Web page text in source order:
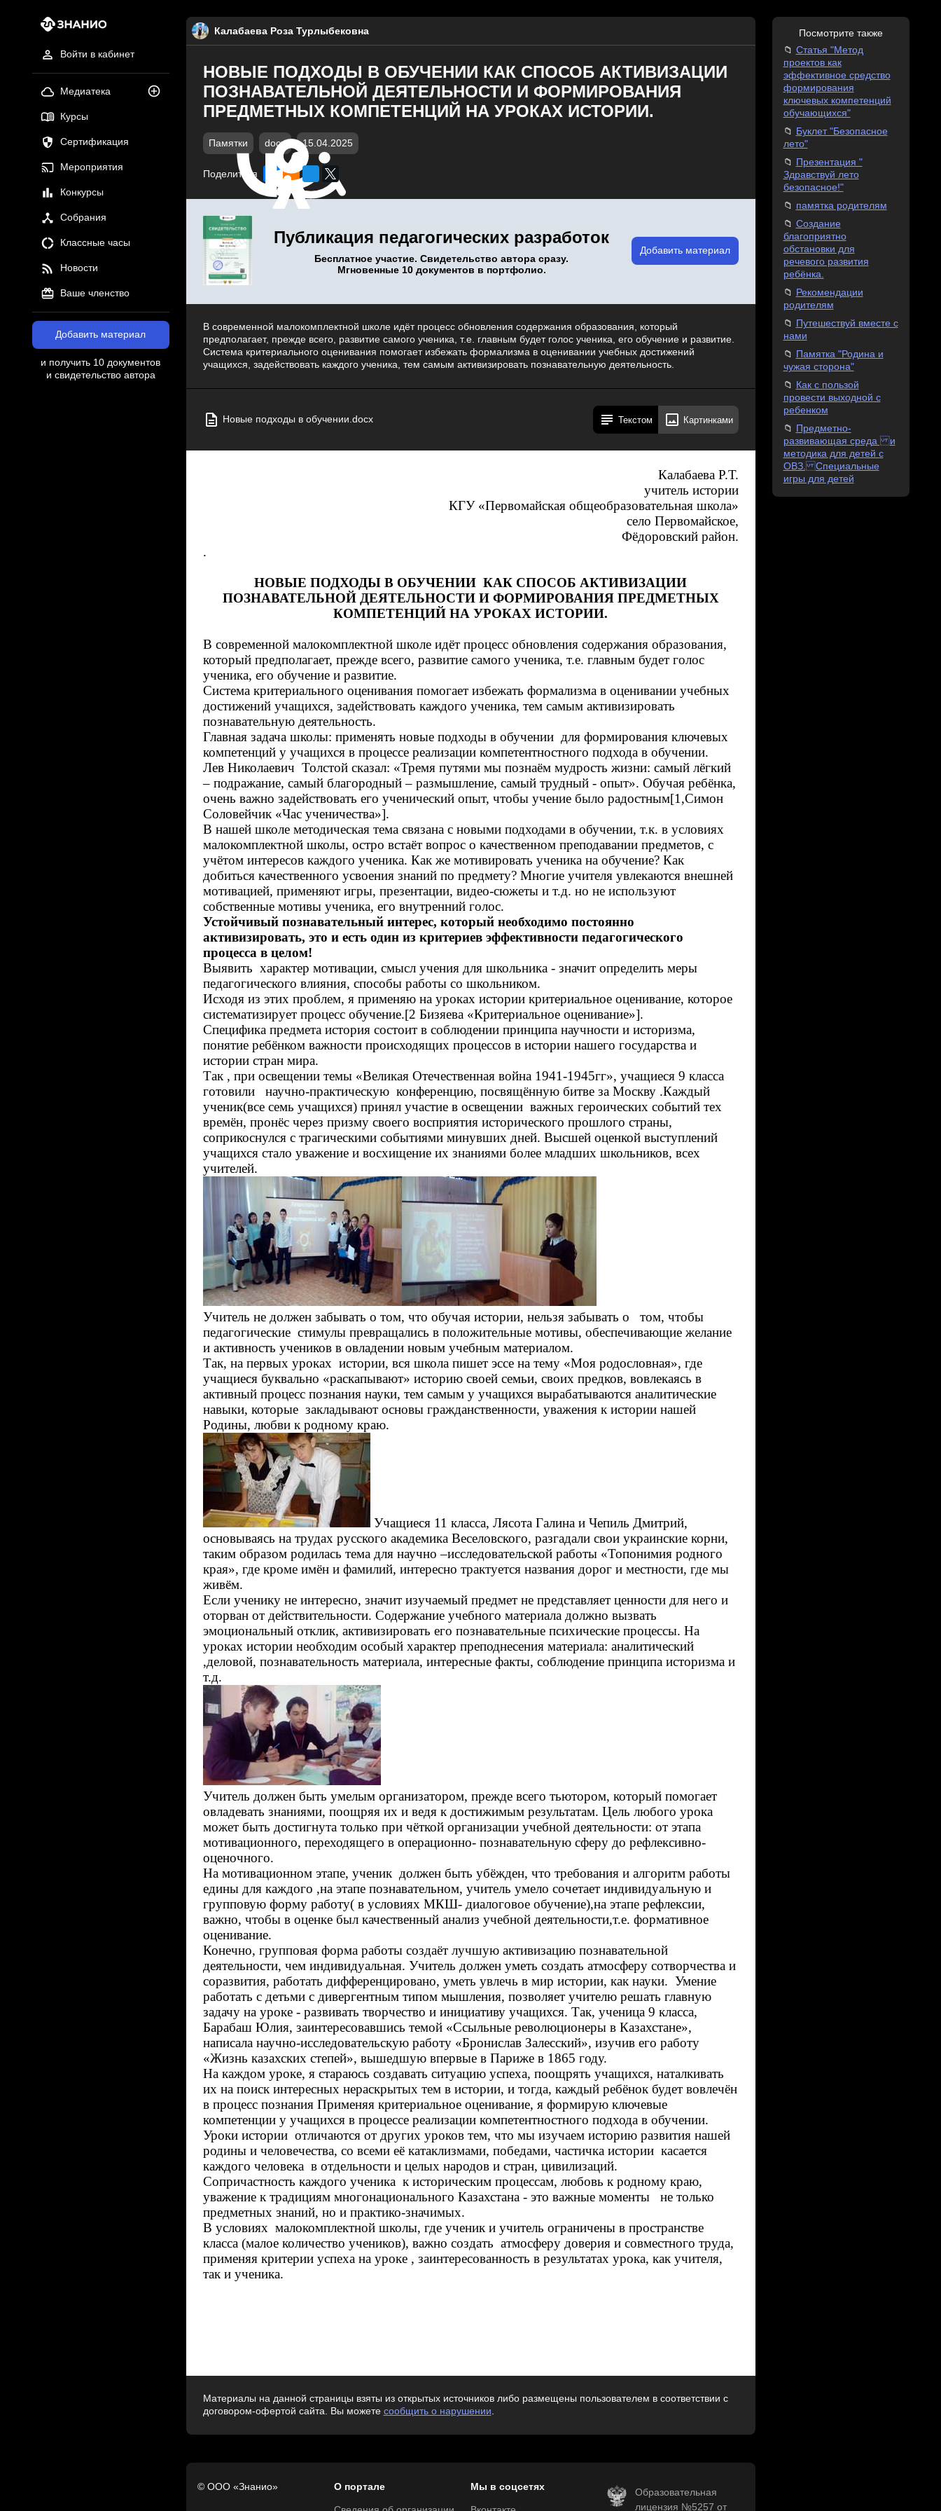
Войти в кабинет
Медиатека
Курсы
Сертификация
Мероприятия
Конкурсы
Собрания
Классные часы
Новости
Ваше членство
Добавить материал
и получить 10 документов
и свидетельство автора
Калабаева Роза Турлыбековна
НОВЫЕ ПОДХОДЫ В ОБУЧЕНИИ КАК СПОСОБ АКТИВИЗАЦИИ
ПОЗНАВАТЕЛЬНОЙ ДЕЯТЕЛЬНОСТИ И ФОРМИРОВАНИЯ
ПРЕДМЕТНЫХ КОМПЕТЕНЦИЙ НА УРОКАХ ИСТОРИИ.
Памятки docx 15.04.2025
Поделиться
Публикация педагогических разработок
Бесплатное участие. Свидетельство автора сразу.
Мгновенные 10 документов в портфолио.
Добавить материал
В современной малокомплектной школе идёт процесс обновления содержания образования, который
предполагает, прежде всего, развитие самого ученика, т.е. главным будет голос ученика, его обучение и развитие.
Система критериального оценивания помогает избежать формализма в оценивании учебных достижений
учащихся, задействовать каждого ученика, тем самым активизировать познавательную деятельность.
Новые подходы в обучении.docx Текстом Картинками
Калабаева Р.Т.
учитель истории
КГУ «Первомайская общеобразовательная школа»
село Первомайское,
Фёдоровский район.
.
НОВЫЕ ПОДХОДЫ В ОБУЧЕНИИ КАК СПОСОБ АКТИВИЗАЦИИ
ПОЗНАВАТЕЛЬНОЙ ДЕЯТЕЛЬНОСТИ И ФОРМИРОВАНИЯ ПРЕДМЕТНЫХ
КОМПЕТЕНЦИЙ НА УРОКАХ ИСТОРИИ.
В современной малокомплектной школе идёт процесс обновления содержания образования,
который предполагает, прежде всего, развитие самого ученика, т.е. главным будет голос
ученика, его обучение и развитие.
Система критериального оценивания помогает избежать формализма в оценивании учебных
достижений учащихся, задействовать каждого ученика, тем самым активизировать
познавательную деятельность.
Главная задача школы: применять новые подходы в обучении для формирования ключевых
компетенций у учащихся в процессе реализации компетентностного подхода в обучении.
Лев Николаевич Толстой сказал: «Тремя путями мы познаём мудрость жизни: самый лёгкий
– подражание, самый благородный – размышление, самый трудный - опыт». Обучая ребёнка,
очень важно задействовать его ученический опыт, чтобы учение было радостным[1,Симон
Соловейчик «Час ученичества»].
В нашей школе методическая тема связана с новыми подходами в обучении, т.к. в условиях
малокомплектной школы, остро встаёт вопрос о качественном преподавании предметов, с
учётом интересов каждого ученика. Как же мотивировать ученика на обучение? Как
добиться качественного усвоения знаний по предмету? Многие учителя увлекаются внешней
мотивацией, применяют игры, презентации, видео-сюжеты и т.д. но не используют
собственные мотивы ученика, его внутренний голос.
Устойчивый познавательный интерес, который необходимо постоянно
активизировать, это и есть один из критериев эффективности педагогического
процесса в целом!
Выявить характер мотивации, смысл учения для школьника - значит определить меры
педагогического влияния, способы работы со школьником.
Исходя из этих проблем, я применяю на уроках истории критериальное оценивание, которое
систематизирует процесс обучение.[2 Бизяева «Критериальное оценивание»].
Специфика предмета история состоит в соблюдении принципа научности и историзма,
понятие ребёнком важности происходящих процессов в истории нашего государства и
истории стран мира.
Так , при освещении темы «Великая Отечественная война 1941-1945гг», учащиеся 9 класса
готовили научно-практическую конференцию, посвящённую битве за Москву .Каждый
ученик(все семь учащихся) принял участие в освещении важных героических событий тех
времён, пронёс через призму своего восприятия исторического прошлого страны,
соприкоснулся с трагическими событиями минувших дней. Высшей оценкой выступлений
учащихся стало уважение и восхищение их знаниями более младших школьников, всех
учителей.
Учитель не должен забывать о том, что обучая истории, нельзя забывать о том, чтобы
педагогические стимулы превращались в положительные мотивы, обеспечивающие желание
и активность учеников в овладении новым учебным материалом.
Так, на первых уроках истории, вся школа пишет эссе на тему «Моя родословная», где
учащиеся буквально «раскапывают» историю своей семьи, своих предков, вовлекаясь в
активный процесс познания науки, тем самым у учащихся вырабатываются аналитические
навыки, которые закладывают основы гражданственности, уважения к истории нашей
Родины, любви к родному краю.
Учащиеся 11 класса, Лясота Галина и Чепиль Дмитрий,
основываясь на трудах русского академика Веселовского, разгадали свои украинские корни,
таким образом родилась тема для научно –исследовательской работы «Топонимия родного
края», где кроме имён и фамилий, интересно трактуется названия дорог и местности, где мы
живём.
Если ученику не интересно, значит изучаемый предмет не представляет ценности для него и
оторван от действительности. Содержание учебного материала должно вызвать
эмоциональный отклик, активизировать его познавательные психические процессы. На
уроках истории необходим особый характер преподнесения материала: аналитический
,деловой, познавательность материала, интересные факты, соблюдение принципа историзма и
т.д.
Учитель должен быть умелым организатором, прежде всего тьютором, который помогает
овладевать знаниями, поощряя их и ведя к достижимым результатам. Цель любого урока
может быть достигнута только при чёткой организации учебной деятельности: от этапа
мотивационного, переходящего в операционно- познавательную сферу до рефлексивно-
оценочного.
На мотивационном этапе, ученик должен быть убёжден, что требования и алгоритм работы
едины для каждого ,на этапе познавательном, учитель умело сочетает индивидуальную и
групповую форму работу( в условиях МКШ- диалоговое обучение),на этапе рефлексии,
важно, чтобы в оценке был качественный анализ учебной деятельности,т.е. формативное
оценивание.
Конечно, групповая форма работы создаёт лучшую активизацию познавательной
деятельности, чем индивидуальная. Учитель должен уметь создать атмосферу сотворчества и
соразвития, работать дифференцировано, уметь увлечь в мир истории, как науки. Умение
работать с детьми с дивергентным типом мышления, позволяет учителю решать главную
задачу на уроке - развивать творчество и инициативу учащихся. Так, ученица 9 класса,
Барабаш Юлия, заинтересовавшись темой «Ссыльные революционеры в Казахстане»,
написала научно-исследовательскую работу «Бронислав Залесский», изучив его работу
«Жизнь казахских степей», вышедшую впервые в Париже в 1865 году.
На каждом уроке, я стараюсь создавать ситуацию успеха, поощрять учащихся, наталкивать
их на поиск интересных нераскрытых тем в истории, и тогда, каждый ребёнок будет вовлечён
в процесс познания Применяя критериальное оценивание, я формирую ключевые
компетенции у учащихся в процессе реализации компетентностного подхода в обучении.
Уроки истории отличаются от других уроков тем, что мы изучаем историю развития нашей
родины и человечества, со всеми её катаклизмами, победами, частичка истории касается
каждого человека в отдельности и целых народов и стран, цивилизаций.
Сопричастность каждого ученика к историческим процессам, любовь к родному краю,
уважение к традициям многонационального Казахстана - это важные моменты не только
предметных знаний, но и практико-значимых.
В условиях малокомплектной школы, где ученик и учитель ограничены в пространстве
класса (малое количество учеников), важно создать атмосферу доверия и совместного труда,
применяя критерии успеха на уроке , заинтересованность в результатах урока, как учителя,
так и ученика.
Материалы на данной страницы взяты из открытых источников либо размещены пользователем в соответствии с
договором-офертой сайта. Вы можете сообщить о нарушении.
© ООО «Знанио» О портале Мы в соцсетях
Образовательная
лицензия №5257 от
Посмотрите также
Статья "Метод
проектов как
эффективное средство
формирования
ключевых компетенций
обучающихся"
Буклет "Безопасное
лето"
Презентация "
Здравствуй лето
безопасное!"
памятка родителям
Создание
благоприятно
обстановки для
речевого развития
ребёнка.
Рекомендации
родителям
Путешествуй вместе с
нами
Памятка "Родина и
чужая сторона"
Как с пользой
провести выходной с
ребенком
Предметно-
развивающая среда и
методика для детей с
ОВЗ. Специальные
игры для детей